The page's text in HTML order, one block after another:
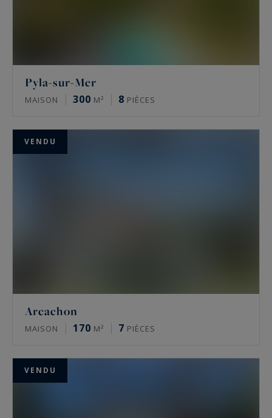
Pyla-sur-Mer
MAISON 300 M² 8 PIÈCES
VENDU
Arcachon
MAISON 170 M² 7 PIÈCES
VENDU